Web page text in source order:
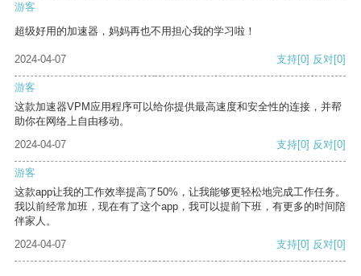
游客
超级好用的加速器，妈妈再也不用担心我的学习啦！
2024-04-07 支持[0] 反对[0]
游客
这款加速器VPM应用程序可以给你提供最高速度和安全性的连接，并帮
助你在网络上自由移动。
2024-04-07
支持[0] 反对[0]
游客
这款app让我的工作效率提高了50%，让我能够更轻松地完成工作任务。
我以前经常加班，现在有了这个app，我可以提前下班，有更多的时间陪
伴家人。
2024-04-07
支持[0] 反对[0]